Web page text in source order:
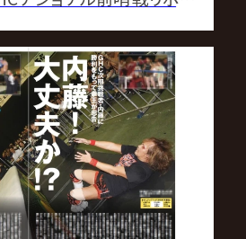
Eita登場！